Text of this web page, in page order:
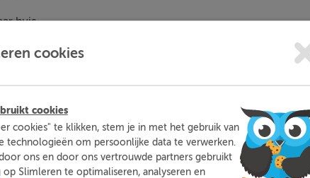
huis.
huis.
indien je een werkwoord gebruikt in de 3e persoon
. In het
enkelvoud:
cookies
cookies
cookies" te klikken, stem je in met het gebruik van
technologieën om persoonlijke data te verwerken.
ons en door ons vertrouwde partners gebruikt
Slimleren te optimaliseren, analyseren en